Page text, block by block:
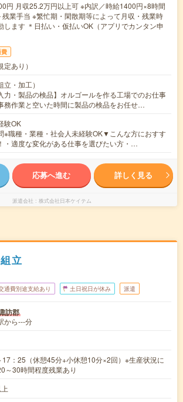
円 月収25.2万円以上可 ※内訳／時給1400円×8時間
残業手当 ※繁忙期・閑散期等によって月収・残業時
します ＊日払い・仮払いOK（アプリでカンタン申
あり）
立・加工）
力・製品の検品】オルゴールを作る工場でのお仕事
務作業と空いた時間に製品の検品をお任せ…
験OK
※職種・業種・社会人未経験OK▼こんな方におすす
・適度な変化がある仕事を選びたい方・…
応募へ進む 詳しく見る
派遣会社 株式会社日本ケイテム
立
通費別途支給あり 土日祝日が休み 派遣
訪郡
から---分
17：25（休憩45分+小休憩10分×2回）※生産状況に
～30時間程度残業あり